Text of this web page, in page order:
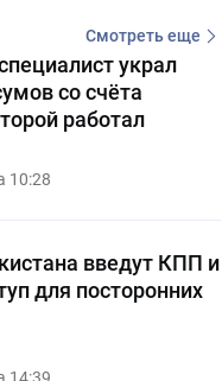
Смотреть еще
украл
со счёта
работал
10:28
введут КПП и
для посторонних
14:39